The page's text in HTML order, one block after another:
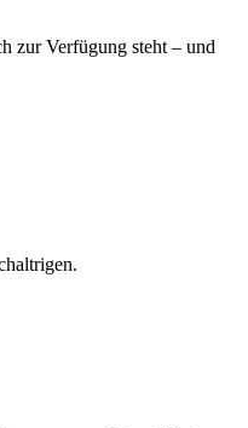
zur Verfügung steht – und